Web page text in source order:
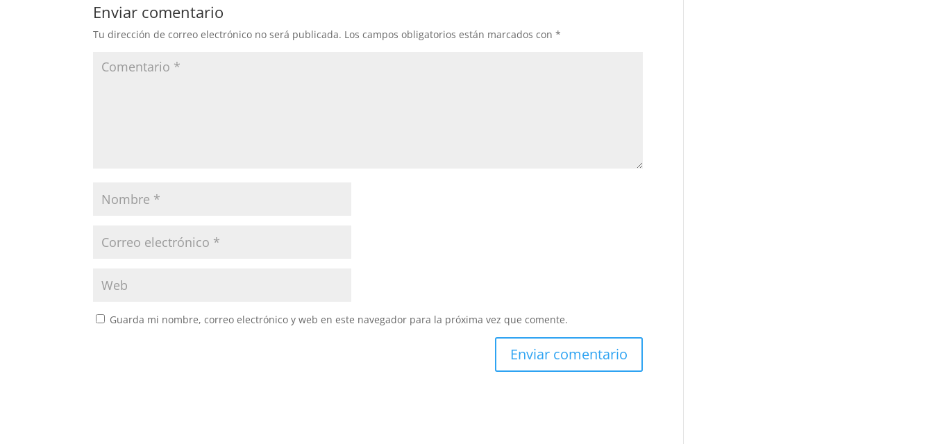
Enviar comentario
Tu dirección de correo electrónico no será publicada. Los campos obligatorios están marcados con*
Guarda mi nombre, correo electrónico y web en este navegador para la próxima vez que comente.